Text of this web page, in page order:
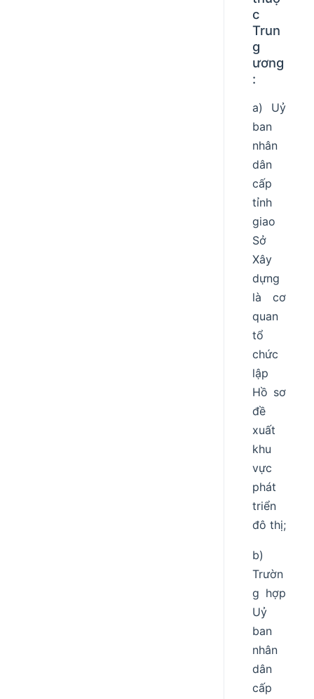
c
Trun
g
ương
:
a) Uỷ
ban
nhân
dân
cấp
tỉnh
giao
Sở
Xây
dựng
là cơ
quan
tổ
chức
lập
Hồ sơ
đề
xuất
khu
vực
phát
triển
đô thị;
b)
Trườn
g hợp
Uỷ
ban
nhân
dân
cấp